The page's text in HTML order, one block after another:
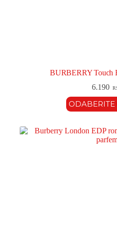
BURBERRY Touch
6.190
ODABERITE